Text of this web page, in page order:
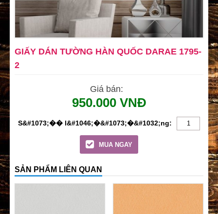
GIẤY DÁN TƯỜNG HÀN QUỐC DARAE 1795-
2
Giá bán:
950.000 VNĐ
MUA NGAY
SẢN PHẨM LIÊN QUAN